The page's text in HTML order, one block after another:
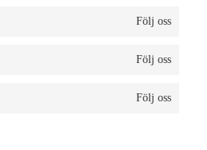
Följ oss
Följ oss
Följ oss